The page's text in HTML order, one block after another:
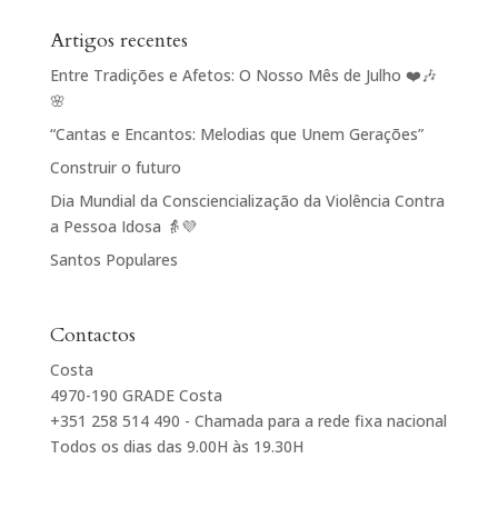
Artigos recentes
Entre Tradições e Afetos: O Nosso Mês de Julho ❤️🎶
🌸
“Cantas e Encantos: Melodias que Unem Gerações”
Construir o futuro
Dia Mundial da Consciencialização da Violência Contra
a Pessoa Idosa 👵💜
Santos Populares
Contactos
Costa
4970-190 GRADE Costa
+351 258 514 490 - Chamada para a rede fixa nacional
Todos os dias das 9.00H às 19.30H